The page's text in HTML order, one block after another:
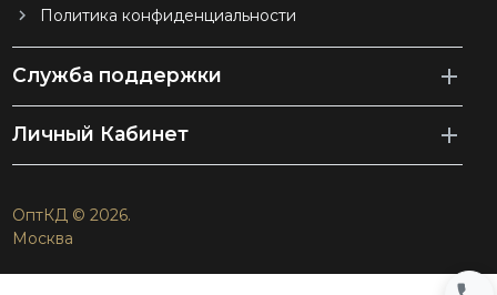
Политика конфиденциальности
Служба поддержки
Личный Кабинет
ОптКД © 2026.
Москва